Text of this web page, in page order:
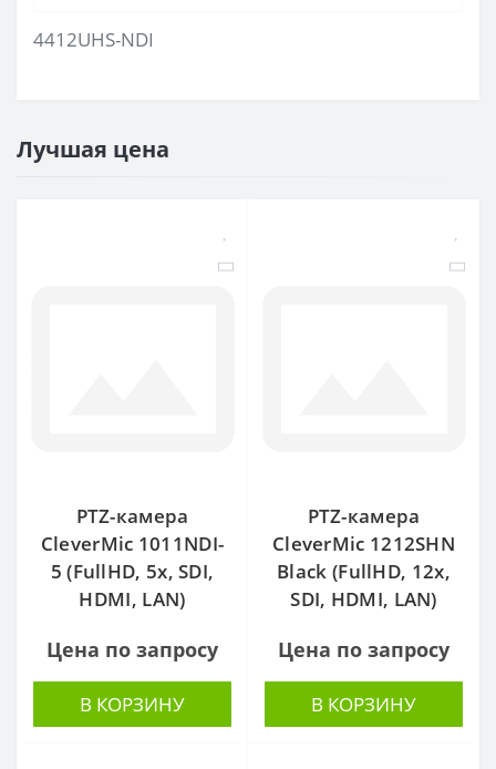
4412UHS-NDI
Лучшая цена
PTZ-камера
CleverMic 1011NDI-
5 (FullHD, 5x, SDI,
HDMI, LAN)
Цена по запросу
В КОРЗИНУ
PTZ-камера
CleverMic 1212SHN
Black (FullHD, 12x,
SDI, HDMI, LAN)
Цена по запросу
В КОРЗИНУ